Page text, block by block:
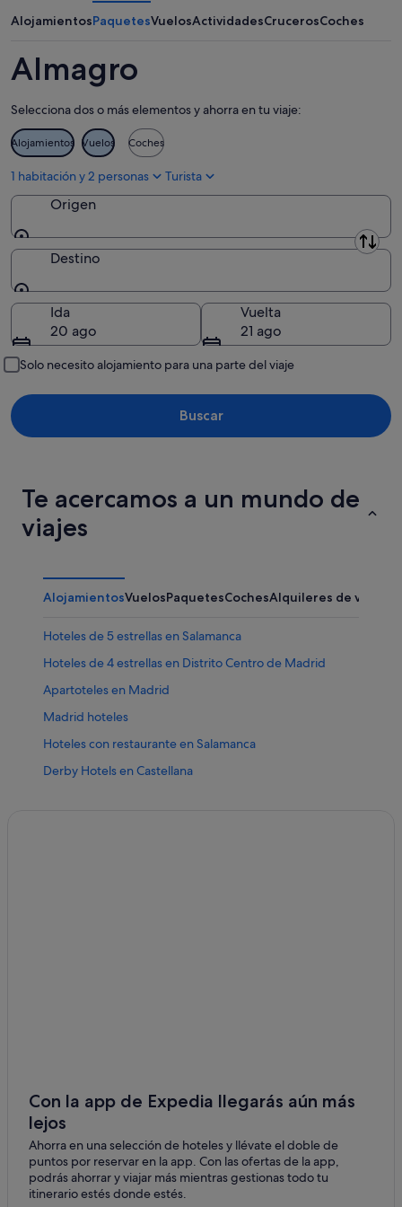
ago
8
ago
semana,
ago
-
ago
próximo
de
semana,
ago
-
16
ago
AlojamientosPaquetesVuelosActividadesCrucerosCoches
Almagro
Selecciona dos o más elementos y ahorra en tu viaje:
Alojamientos Vuelos Coches
1 habitación y 2 personas Turista
Origen
Origen
Destino
Destino
Ida
20 ago
Vuelta
21 ago
Solo necesito alojamiento para una parte del viaje
Buscar
Te acercamos a un mundo de
viajes
AlojamientosVuelosPaquetesCochesAlquileres de
Hoteles de 5 estrellas en Salamanca
Hoteles de 4 estrellas en Distrito Centro de Madrid
Apartoteles en Madrid
Madrid hoteles
Hoteles con restaurante en Salamanca
Derby Hotels en Castellana
Hoteles ecológicos en Salamanca
Pensiones en Estación de metro Cuatro Caminos
Pensiones en Estación de metro Atocha-Renfe
Hoteles cerca de Teatro Lope de Vega
Hilton Hotels en Castellana
Con la app de Expedia llegarás aún más
lejos
Ahorra en una selección de hoteles y llévate el doble de
puntos por reservar en la app. Con las ofertas de la app,
podrás ahorrar y viajar más mientras gestionas todo tu
itinerario estés donde estés.